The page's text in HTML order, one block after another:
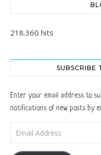
218.360 hits
SUBSCRIBE
Enter your email address to
notifications of new posts by